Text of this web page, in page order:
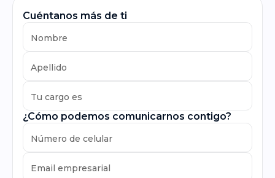
Cuéntanos más de ti
¿Cómo podemos comunicarnos contigo?